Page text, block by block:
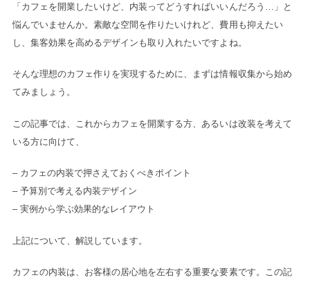
「カフェを開業したいけど、内装ってどうすればいいんだろう…」と
悩んでいませんか。素敵な空間を作りたいけれど、費用も抑えたい
し、集客効果を高めるデザインも取り入れたいですよね。
そんな理想のカフェ作りを実現するために、まずは情報収集から始め
てみましょう。
この記事では、これからカフェを開業する方、あるいは改装を考えて
いる方に向けて、
– カフェの内装で押さえておくべきポイント
– 予算別で考える内装デザイン
– 実例から学ぶ効果的なレイアウト
上記について、解説しています。
カフェの内装は、お客様の居心地を左右する重要な要素です。この記